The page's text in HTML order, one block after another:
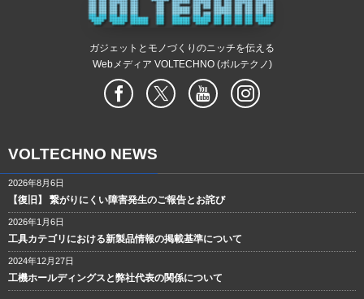
ガジェットとモノづくりのニッチを伝える
Webメディア VOLTECHNO (ボルテクノ)
VOLTECHNO NEWS
2026年8月6日
【復旧】 繋がりにくい障害発生のご報告とお詫び
2026年1月6日
工具カテゴリにおける新製品情報の掲載基準について
2024年12月27日
工機ホールディングスと弊社代表の関係について